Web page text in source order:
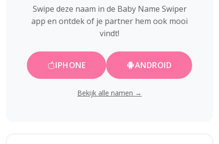
Swipe deze naam in de Baby Name Swiper
app en ontdek of je partner hem ook mooi
vindt!
IPHONE ANDROID
Bekijk alle namen →